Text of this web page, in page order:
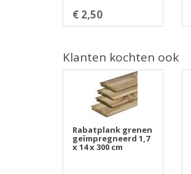
€ 2,50
Klanten kochten ook
Rabatplank grenen
geïmpregneerd 1,7
x 14 x 300 cm